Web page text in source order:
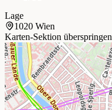
Lage
1020 Wien
Karten-Sektion überspringen